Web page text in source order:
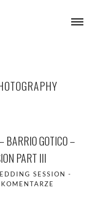
BARRIO GOTICO –
PART III
SESSION -